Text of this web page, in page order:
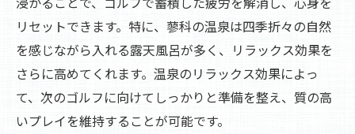
リセットできます。特に、蓼科の温泉は四季折々の自然
を感じながら入れる露天風呂が多く、リラックス効果を
さらに高めてくれます。温泉のリラックス効果によっ
て、次のゴルフに向けてしっかりと準備を整え、質の高
いプレイを維持することが可能です。